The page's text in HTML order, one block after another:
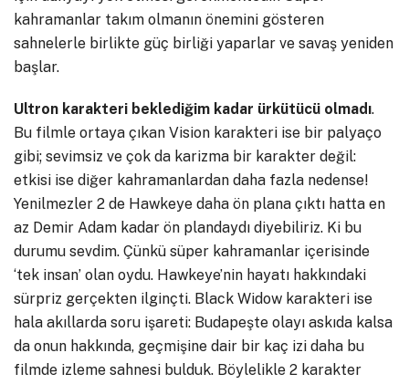
kahramanlar takım olmanın önemini gösteren
sahnelerle birlikte güç birliği yaparlar ve savaş yeniden
başlar.
Ultron karakteri beklediğim kadar ürkütücü olmadı.
Bu filmle ortaya çıkan Vision karakteri ise bir palyaço
gibi; sevimsiz ve çok da karizma bir karakter değil:
etkisi ise diğer kahramanlardan daha fazla nedense!
Yenilmezler 2 de Hawkeye daha ön plana çıktı hatta en
az Demir Adam kadar ön plandaydı diyebiliriz. Ki bu
durumu sevdim. Çünkü süper kahramanlar içerisinde
‘tek insan’ olan oydu. Hawkeye’nin hayatı hakkındaki
sürpriz gerçekten ilginçti. Black Widow karakteri ise
hala akıllarda soru işareti: Budapeşte olayı askıda kalsa
da onun hakkında, geçmişine dair bir kaç izi daha bu
filmde izleme sahnesi bulduk. Böylelikle 2 karakter